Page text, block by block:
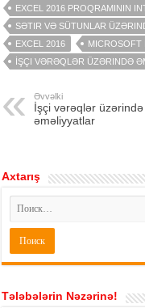
EXCEL 2016 PROQRAMININ
SƏTIR VƏ SÜTUNLAR
EXCEL 2016
MICROSOFT
İŞÇI VƏRƏQLƏR ÜZƏRINDƏ
Əvvəlki
İşçi vərəqlər üzərində
əməliyyatlar
Axtarış
Tələbələrin Nəzərinə!